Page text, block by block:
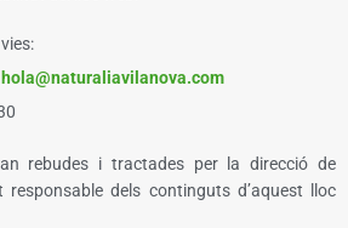
hola@naturaliavilanova.com
rebudes i tractades per la direcció de
responsable dels continguts d’aquest lloc